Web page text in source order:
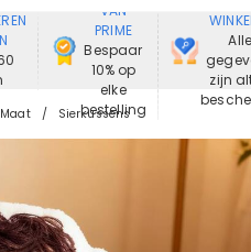
VAN
PRIME
Bespaar
10% op
elke
bestelling
Alle
zijn
Sierkussens